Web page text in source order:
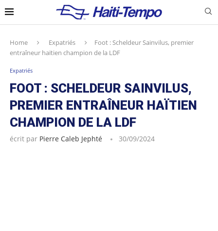
Home Expatriés
Foot : Scheldeur Sainvilus, premier
entraîneur haïtien champion de la LDF
Expatriés
FOOT : SCHELDEUR SAINVILUS,
PREMIER ENTRAÎNEUR HAÏTIEN
CHAMPION DE LA LDF
écrit par Pierre Caleb Jephté 30/09/2024